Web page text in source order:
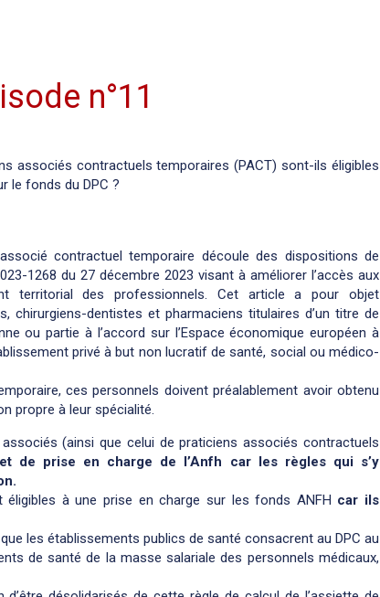
n°11
associés contractuels temporaires (PACT) sont-ils éligibles
le fonds du DPC ?
contractuel temporaire découle des dispositions de
1268 du 27 décembre 2023 visant à améliorer l’accès aux
territorial des professionnels. Cet article a pour objet
chirurgiens-dentistes et pharmaciens titulaires d’un titre de
ou partie à l’accord sur l’Espace économique européen à
privé à but non lucratif de santé, social ou médico-
ces personnels doivent préalablement avoir obtenu
propre à leur spécialité.
(ainsi que celui de praticiens associés contractuels
de prise en charge de l’Anfh car les règles qui s’y
à une prise en charge sur les fonds ANFH car ils
les établissements publics de santé consacrent au DPC au
de santé de la masse salariale des personnels médicaux,